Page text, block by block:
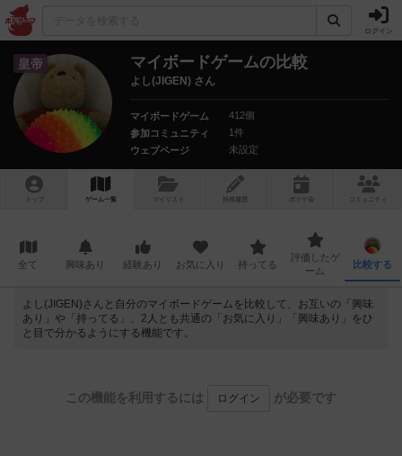
ログイン
皇帝 マイボードゲームの比較
よし(JIGEN) さん
マイボードゲーム
412個
参加コミュニティ
1件
ウェブページ
未設定
トップ ゲーム一覧 マイリスト 投稿履歴 ボ ドゲ コミュニティ
全て 興味あり 経験あり お気に入り 持ってる
評価したゲ
ーム
比較する
よし(JIGEN)さんと自分のマイボードゲームを比較して、お互いの「興味
あり」や「持ってる」、2人とも共通の「お気に入り」「興味あり」をひ
と目で分かるようにする機能です。
この機能を利用するには ログイン が必要です